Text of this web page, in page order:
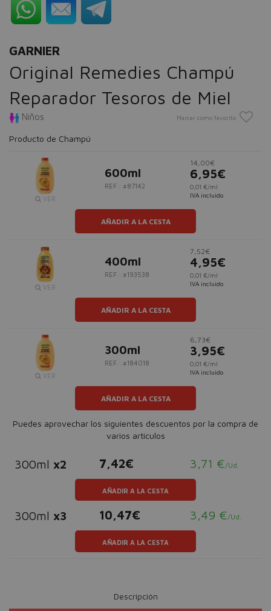
GARNIER
Original Remedies Champú
Reparador Tesoros de Miel
Niños Marcar como favorito
Producto de Champú
VER
600ml
REF.: #87142
14,00€
6,95€
0,01 €/ml
IVA incluido
AÑADIR A LA CESTA
VER
400ml
REF.: #193538
7,52€
4,95€
0,01 €/ml
IVA incluido
AÑADIR A LA CESTA
VER
300ml
REF.: #184018
6,73€
3,95€
0,01 €/ml
IVA incluido
AÑADIR A LA CESTA
Puedes aprovechar los siguientes descuentos por la compra de
varios artículos
300ml x2 7,42€ 3,71 €/Ud.
AÑADIR A LA CESTA
300ml x3 10,47€ 3,49 €/Ud.
AÑADIR A LA CESTA
Descripción